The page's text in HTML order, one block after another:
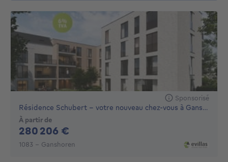
Sponsorisé
Résidence Schubert – votre nouveau chez-vous à Ganshoren
À partir de
280 206 €
1083 - Ganshoren